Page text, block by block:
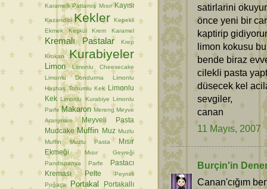
satirlarini
önce yeni bir
kaptirip
limon kokusu
bende biraz
cilekli pasta
düsecek kel
sevgiler,
canan
11 Mayıs, 2007
Burçin'in
Canan'cığım
Karamelli Patlamış Mısır Kayısı
Kazandibi Kekler Kepekli
Ekmek
Keşkül Krem Karamel
Kremalı Pastalar Krep
Krokan Kurabiyeler
Limon
Limonlu Cheesecake
Limonlu Dondurma
Limonlu
Haşhaş Tohumlu Kek
Limonlu
Kek Limonlu Kurabiye Limonlu
Parfe Makaron Mereng Meyve
Aranjmanı
Meyveli Pasta
Mudcake Muffin Muz Muzlu
Muffin
Muzlu Pasta
Mısır
Ekmeği
Mısır Gevreği
Pandispanya
Parfe
Pastacı
Kreması
Pelte
Peynirli
Poğaça
Portakal
Portakallı